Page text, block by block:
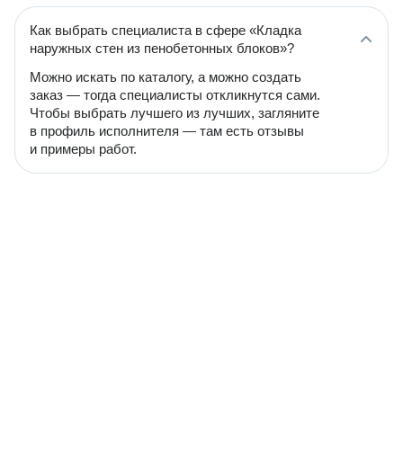
Как выбрать специалиста в сфере «Кладка
наружных стен из пенобетонных блоков»?
Можно искать по каталогу, а можно создать
заказ — тогда специалисты откликнутся сами.
Чтобы выбрать лучшего из лучших, загляните
в профиль исполнителя — там есть отзывы
и примеры работ.